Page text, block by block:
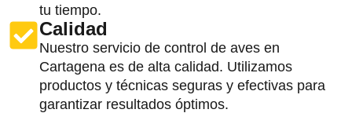
tu tiempo.
Calidad
Nuestro servicio de control de aves en
Cartagena es de alta calidad. Utilizamos
productos y técnicas seguras y efectivas para
garantizar resultados óptimos.